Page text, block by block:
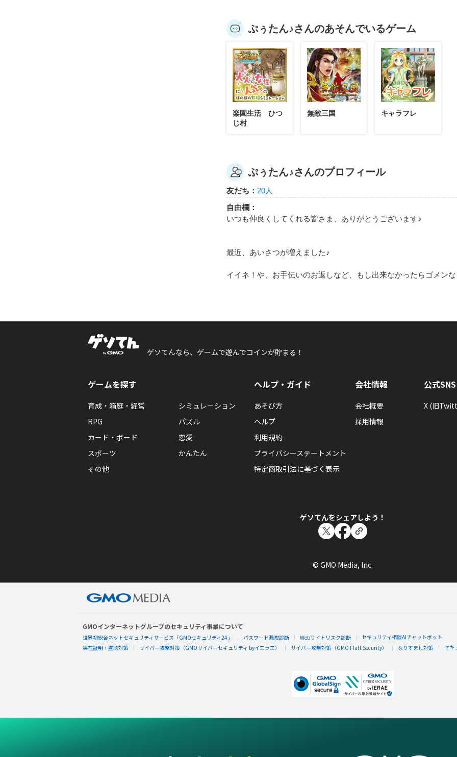
ぷぅたん♪
ぷぅたん♪さんが「武神三国10」バッジを手に入
武神三国を10回あそんだらもらえるエネルギーバッジ。
ぷぅたん♪さんが「三国ベースボール5」バッジ
イイ夢見てる最中～ｗ
ぷぅたん♪
キラキラお気持ちありがとうございました。
ぷぅたん♪さんのあそんでいるゲーム
楽園生活 ひつ
じ村
無敵三国 キャラフレ
ぷぅたん♪さんのプロフィール
友だち： 20人
自由欄：
いつも仲良くしてくれる皆さま、ありがとうございます♪
最近、あいさつが増えました♪
イイネ！や、お手伝いのお返しなど、もし出来なかったらゴメン
ゲソてんなら、ゲームで遊んでコインが貯まる！
ゲームを探す
育成・箱庭・経営
シミュレーション
RPG
パズル
カード・ボード
恋愛
スポーツ
かんたん
その他
ヘルプ・ガイド
あそび方
ヘルプ
利用規約
プライバシーステートメント
特定商取引法に基づく表示
会社情報
会社概要
採用情報
公式SNS
X (旧
ゲソてんをシェアしよう！
© GMO Media, Inc.
GMOインターネットグループのセキュリティ事業について
世界初総合ネットセキュリティサービス「GMOセキュリティ24」 パスワード漏洩診断 Webサイトリスク診断
セキュリティ相談AIチャットボット
実在証明・盗聴対策
サイバー攻撃対策（GMOサイバーセキュリティ byイエラエ） サイバー攻撃対策（GMO Flatt Security） なりすまし対策 セキ